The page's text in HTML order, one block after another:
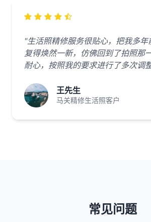
"生活照精修服务很贴心，把我多年
复得焕然一新，仿佛回到了拍照那
耐心，按照我的要求进行了多次调
王先生
马关精修生活照客户
常见问题